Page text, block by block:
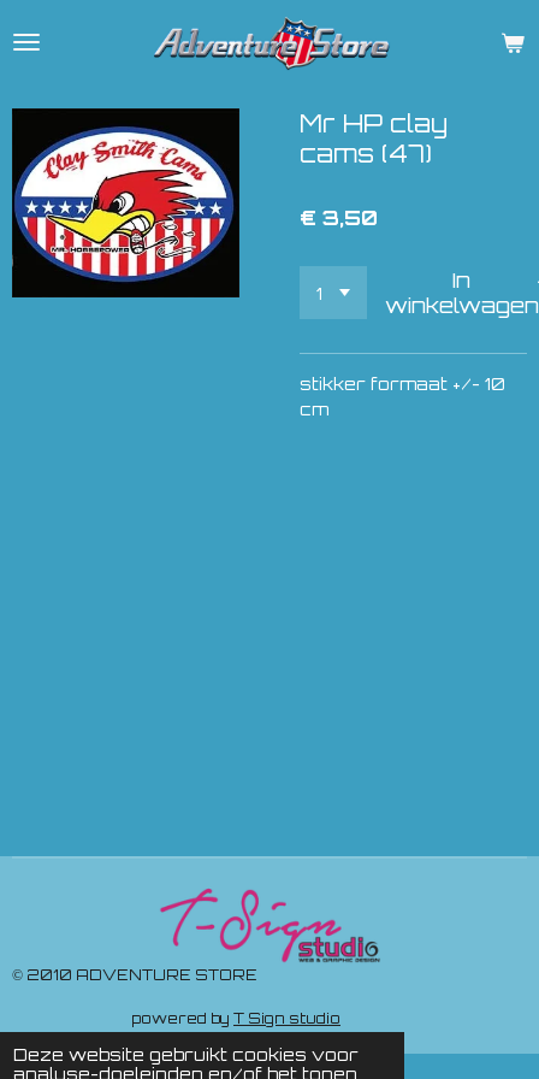
Deze website gebruikt cookies voor
analyse-doeleinden en/of het tonen
direct
hoofdinhoud
Mr HP clay
cams (47)
€ 3,50
In
winkelwagen
stikker formaat +/- 10
cm
© 2010 ADVENTURE STORE
powered by T Sign studio